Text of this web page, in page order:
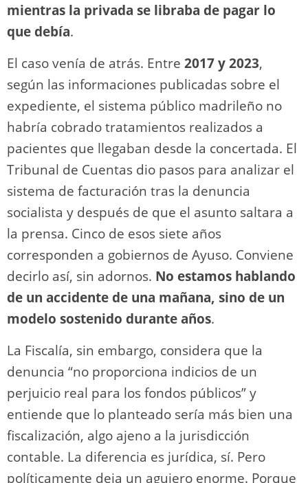
mientras la privada se libraba de pagar lo
que debía.
El caso venía de atrás. Entre 2017 y 2023,
según las informaciones publicadas sobre el
expediente, el sistema público madrileño no
habría cobrado tratamientos realizados a
pacientes que llegaban desde la concertada. El
Tribunal de Cuentas dio pasos para analizar el
sistema de facturación tras la denuncia
socialista y después de que el asunto saltara a
la prensa. Cinco de esos siete años
corresponden a gobiernos de Ayuso. Conviene
decirlo así, sin adornos. No estamos hablando
de un accidente de una mañana, sino de un
modelo sostenido durante años.
La Fiscalía, sin embargo, considera que la
denuncia “no proporciona indicios de un
perjuicio real para los fondos públicos” y
entiende que lo planteado sería más bien una
fiscalización, algo ajeno a la jurisdicción
contable. La diferencia es jurídica, sí. Pero
políticamente deja un agujero enorme. Porque